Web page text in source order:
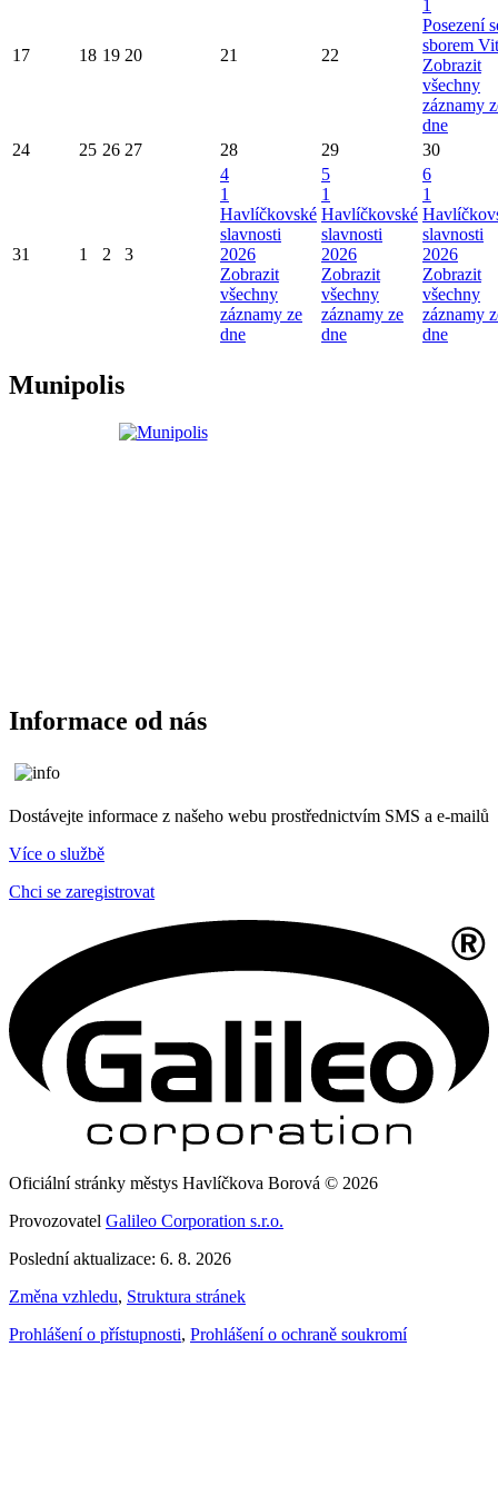
17 18 19 20 21 22
1
Posezení
sborem
Zobrazit
všechny
záznamy
dne
24
25 26 27 28 29 30
31 1 2 3
4
1
Havlíčkovské
slavnosti
2026
Zobrazit
všechny
záznamy ze
dne
5
1
Havlíčkovské
slavnosti
2026
Zobrazit
všechny
záznamy ze
dne
6
1
slavnosti
2026
Zobrazit
všechny
záznamy
dne
Munipolis
Informace od nás
Dostávejte informace z našeho webu prostřednictvím SMS a e-mailů
Více o službě
Chci se zaregistrovat
Oficiální stránky městys Havlíčkova Borová © 2026
Provozovatel Galileo Corporation s.r.o.
Poslední aktualizace: 6. 8. 2026
Změna vzhledu, Struktura stránek
Prohlášení o přístupnosti, Prohlášení o ochraně soukromí